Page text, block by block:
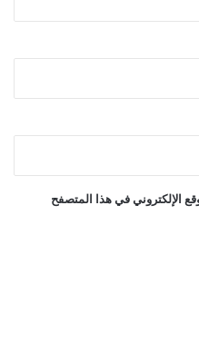
الإلكتروني في هذا المتصفح